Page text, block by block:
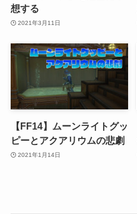
想する
2021年3月11日
【FF14】ムーンライトグッ
ピーとアクアリウムの悲劇
2021年1月14日